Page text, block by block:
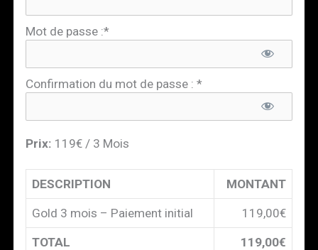
Mot de passe :*
Confirmation du mot de passe : *
Prix: 119€ / 3 Mois
DESCRIPTION MONTANT
Gold 3 mois – Paiement initial 119,00€
TOTAL 119,00€